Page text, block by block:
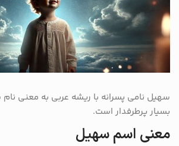
سهیل نامی پسرانه با ریشه عربی به معنی
بسیار پرطرفدار است.
معنی اسم سهیل